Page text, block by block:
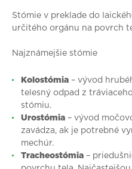
Stómie v preklade do
určitého orgánu na povrch
Najznámejšie stómie
Kolostómia – vývod
telesný odpad z
stómiu.
Urostómia – vývod
zavádza, ak je potrebné
mechúr.
Tracheostómia –